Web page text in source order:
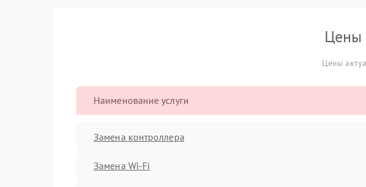
Цены
Цены
Наименование услуги
Замена контроллера
Замена Wi-Fi